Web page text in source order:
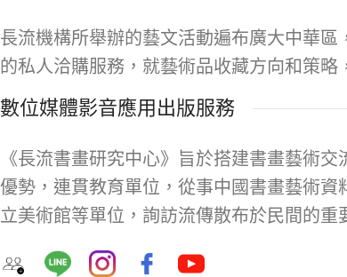
長流機構所舉辦的藝文活動遍布廣大中華
的私人洽購服務，就藝術品收藏方向和策
數位媒體影音應用出版服務
《長流書畫研究中心》旨於搭建書畫藝術
優勢，連貫教育單位，從事中國書畫藝術
立美術館等單位，詢訪流傳散布於民間的